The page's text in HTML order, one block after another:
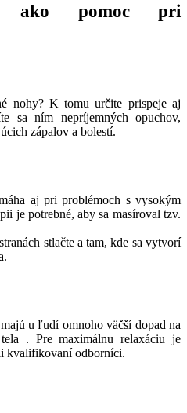
ako pomoc pri
nohy? K tomu určite prispeje aj
sa ním nepríjemných opuchov,
zápalov a bolestí.
aj pri problémoch s vysokým
je potrebné, aby sa masíroval tzv.
stlačte a tam, kde sa vytvorí
u ľudí omnoho väčší dopad na
. Pre maximálnu relaxáciu je
kvalifikovaní odborníci.